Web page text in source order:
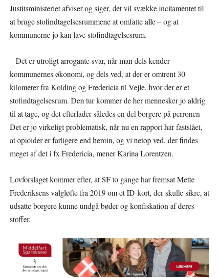
Justitsministeriet afviser og siger, det vil svække incitamentet til
at bruge stofindtagelsesrummene at omfatte alle – og at
kommunerne jo kan lave stofindtagelsesrum.
– Det er utroligt arrogante svar, når man dels kender
kommunernes økonomi, og dels ved, at der er omtrent 30
kilometer fra Kolding og Fredericia til Vejle, hvor der er et
stofindtagelsesrum. Den tur kommer de her mennesker jo aldrig
til at tage, og det efterlader således en del borgere på perronen
Det er jo virkeligt problematisk, når nu en rapport har fastslået,
at opioider er farligere end heroin, og vi netop ved, der findes
meget af det i fx Fredericia, mener Karina Lorentzen.
Lovforslaget kommer efter, at SF to gange har fremsat Mette
Frederiksens valgløfte fra 2019 om et ID-kort, der skulle sikre, at
udsatte borgere kunne undgå bøder og konfiskation af deres
stoffer.